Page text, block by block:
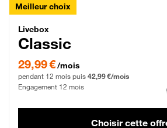
Meilleur choix
Livebox Classic Fibre
Livebox
Classic
29,99 € par mois pendant 12 mois puis 42,99
29,99 €/mois
pendant 12 mois puis 42,99 €/mois
Engagement 12 mois
Choisir cette